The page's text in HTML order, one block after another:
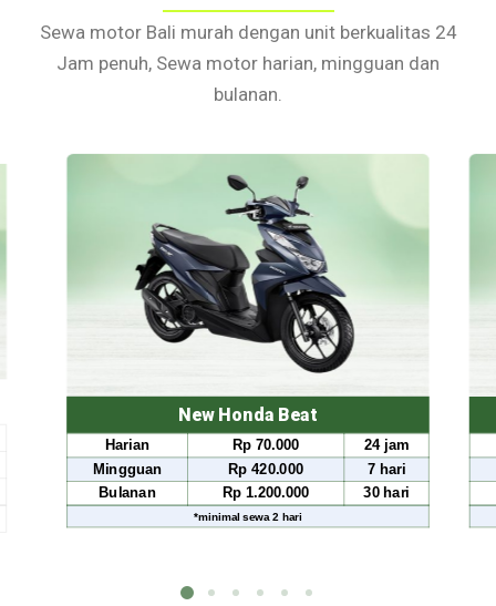
Sewa motor Bali murah dengan unit berkualitas 24
Jam penuh, Sewa motor harian, mingguan dan
bulanan.
Rp 70.000
Rp 420.000
Rp 1.200.000 30 hari
Harian
Mingguan
Bulanan